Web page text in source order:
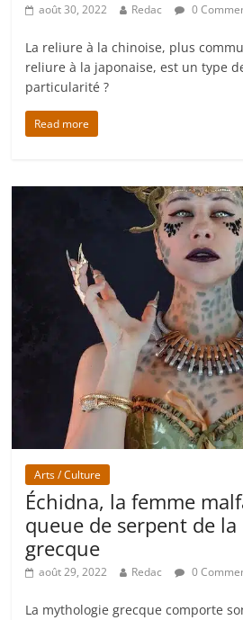
août 30, 2022 Redac 0
La reliure à la chinoise, plus
reliure à la japonaise, est un type
particularité ?
Read more
Arts / Culture
Échidna, la femme
queue de serpent de
grecque
août 29, 2022 Redac 0
La mythologie grecque comporte